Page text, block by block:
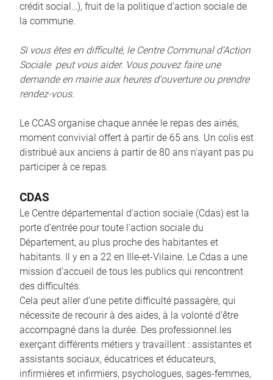
crédit social…), fruit de la politique d’action sociale de
la commune.
Si vous êtes en difficulté, le Centre Communal d’Action
Sociale peut vous aider. Vous pouvez faire une
demande en mairie aux heures d'ouverture ou prendre
rendez-vous.
Le CCAS organise chaque année le repas des ainés,
moment convivial offert à partir de 65 ans. Un colis est
distribué aux anciens à partir de 80 ans n'ayant pas pu
participer à ce repas.
CDAS
Le Centre départemental d'action sociale (Cdas) est la
porte d’entrée pour toute l'action sociale du
Département, au plus proche des habitantes et
habitants. Il y en a 22 en Ille-et-Vilaine. Le Cdas a une
mission d’accueil de tous les publics qui rencontrent
des difficultés.
Cela peut aller d’une petite difficulté passagère, qui
nécessite de recourir à des aides, à la volonté d’être
accompagné dans la durée. Des professionnel.les
exerçant différents métiers y travaillent : assistantes et
assistants sociaux, éducatrices et éducateurs,
infirmières et infirmiers, psychologues, sages-femmes,